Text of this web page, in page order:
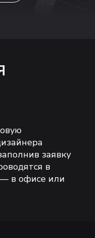
заявку
в
в офисе или